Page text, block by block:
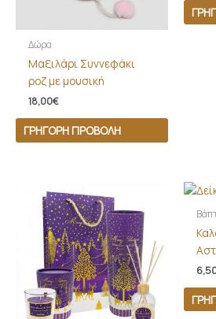
Δώρα
Μαξιλάρι Συννεφάκι
ροζ με μουσική
18,00€
ΓΡΉΓΟΡΗ ΠΡΟΒΟΛΉ